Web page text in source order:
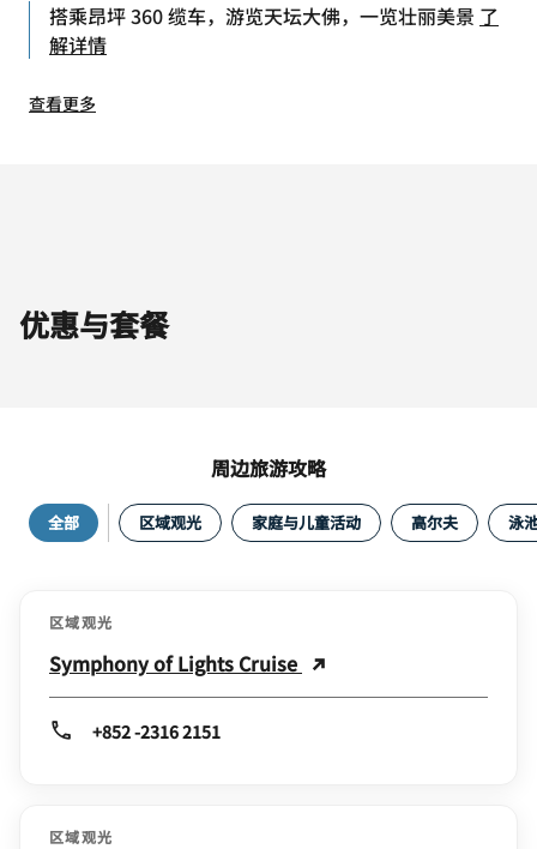
搭乘昂坪 360 缆车，游览天坛大佛，一览壮丽美景 了
解详情
查看更多
优惠与套餐
周边旅游攻略
全部 区域观光 家庭与儿童活动 高尔夫 泳
区域观光
Symphony of Lights Cruise
+852 -2316 2151
区域观光